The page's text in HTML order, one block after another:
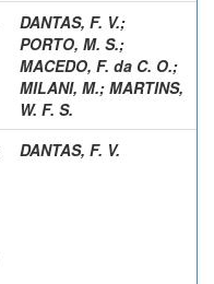
DANTAS, F. V.;
PORTO, M. S.;
MACEDO, F. da C. O.;
MILANI, M.; MARTINS,
W. F. S.
DANTAS, F. V.